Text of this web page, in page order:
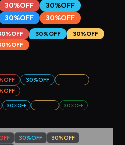
30%OFF
30%OFF
30%OFF 30%OFF
30%OFF
30%OFF
30%OFF
30%OFF
30%OFF
30%OFF
30%OFF